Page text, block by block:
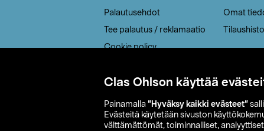
Clas Ohlson käyttää
Painamalla ”Hyväksy kaikki evästeet”
Evästeitä käytetään sivuston
välttämättömät, toiminnalliset,
Palautusehdot
Tee palautus / reklamaatio
Cookie policy
Saavutettavuus
Omat